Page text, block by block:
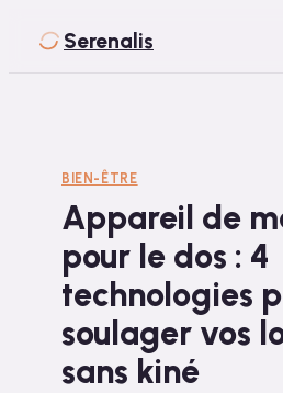
Serenalis
Bien-être
Développement Personnel
Spiritualité
Voyage
BIEN-ÊTRE
Appareil de
pour le dos : 4
technologies
soulager vos
sans kiné